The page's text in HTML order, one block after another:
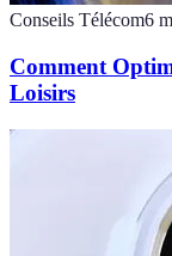
Conseils Télécom6
Comment
Loisirs